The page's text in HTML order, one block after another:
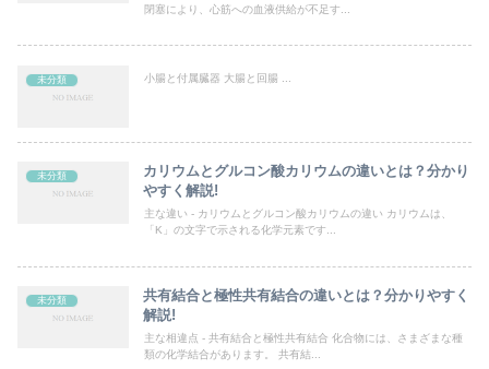
閉塞により、心筋への血液供給が不足す...
未分類 小腸と付属臓器 大腸と回腸 ...
未分類
カリウムとグルコン酸カリウムの違いとは？分かり
やすく解説!
主な違い - カリウムとグルコン酸カリウムの違い カリウムは、
「K」の文字で示される化学元素です...
未分類
共有結合と極性共有結合の違いとは？分かりやすく
解説!
主な相違点 - 共有結合と極性共有結合 化合物には、さまざまな種
類の化学結合があります。 共有結...